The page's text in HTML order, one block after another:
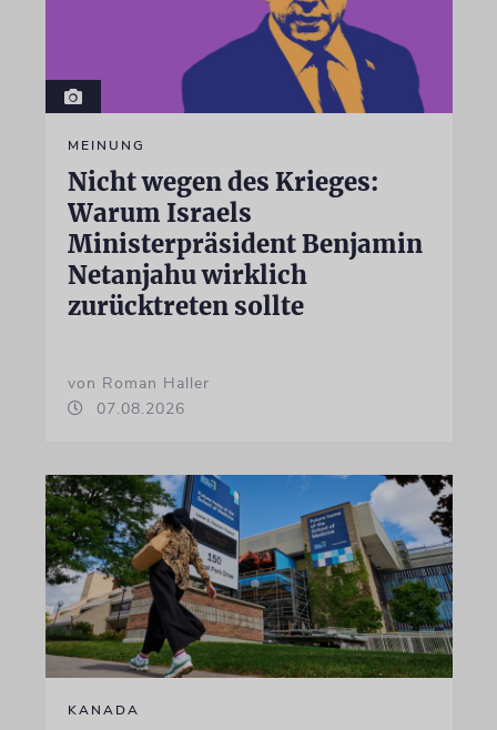
MEINUNG
Nicht wegen des Krieges:
Warum Israels
Ministerpräsident Benjamin
Netanjahu wirklich
zurücktreten sollte
von Roman Haller
07.08.2026
KANADA